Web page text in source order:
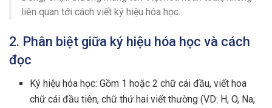
liên quan tới cách viết ký hiệu hóa học.
2. Phân biệt giữa ký hiệu hóa học và cách
đọc
Ký hiệu hóa học: Gồm 1 hoặc 2 chữ cái đầu, viết hoa
chữ cái đầu tiên, chữ thứ hai viết thường (VD: H, O, Na,